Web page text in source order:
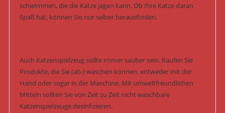
schwimmen, die die Katze jagen kann. Ob Ihre Katze daran
Spaß hat, können Sie nur selber herausfinden.
Auch Katzenspielzeug sollte immer sauber sein. Kaufen Sie
Produkte, die Sie (ab-) waschen können, entweder mit der
Hand oder sogar in der Maschine. Mit umweltfreundlichen
Mitteln sollten Sie von Zeit zu Zeit nicht waschbare
Katzenspielzeuge desinfizieren.